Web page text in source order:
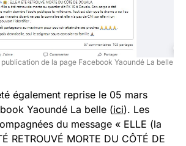
de la page Facebook Yaoundé La belle
également reprise le 05 mars
Yaoundé La belle (ici). Les
du message « ELLE (la
RETROUVÉ MORTE DU CÔTÉ DE